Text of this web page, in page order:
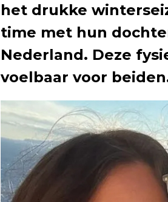
het drukke
time met hun
Nederland. Deze
voelbaar voor